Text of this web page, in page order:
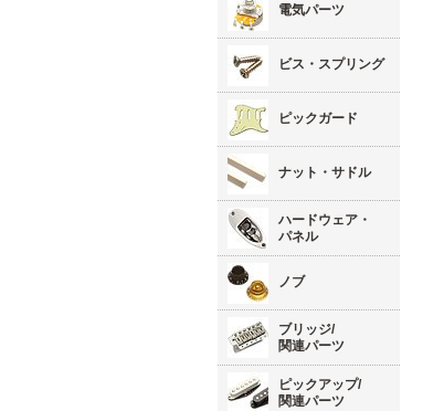
電気パーツ
ビス・スプリング
ピックガード
ナット・サドル
ハードウェア・
パネル
ノブ
ブリッジ/
関連パーツ
ピックアップ/
関連パーツ